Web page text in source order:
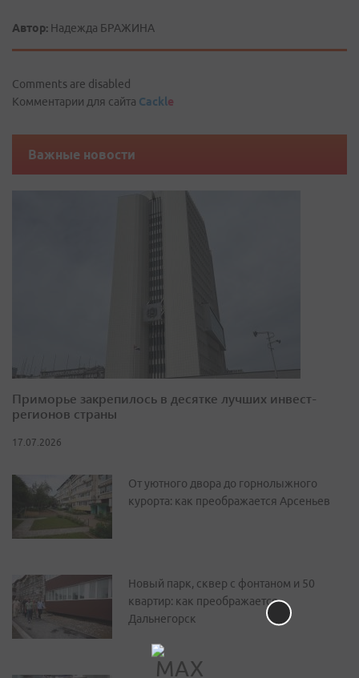
Автор: Надежда БРАЖИНА
Comments are disabled
Комментарии для сайта Cackle
Важные новости
Приморье закрепилось в десятке лучших инвест-
регионов страны
17.07.2026
От уютного двора до горнолыжного
курорта: как преображается Арсеньев
Новый парк, сквер с фонтаном и 50
квартир: как преображается
Дальнегорск